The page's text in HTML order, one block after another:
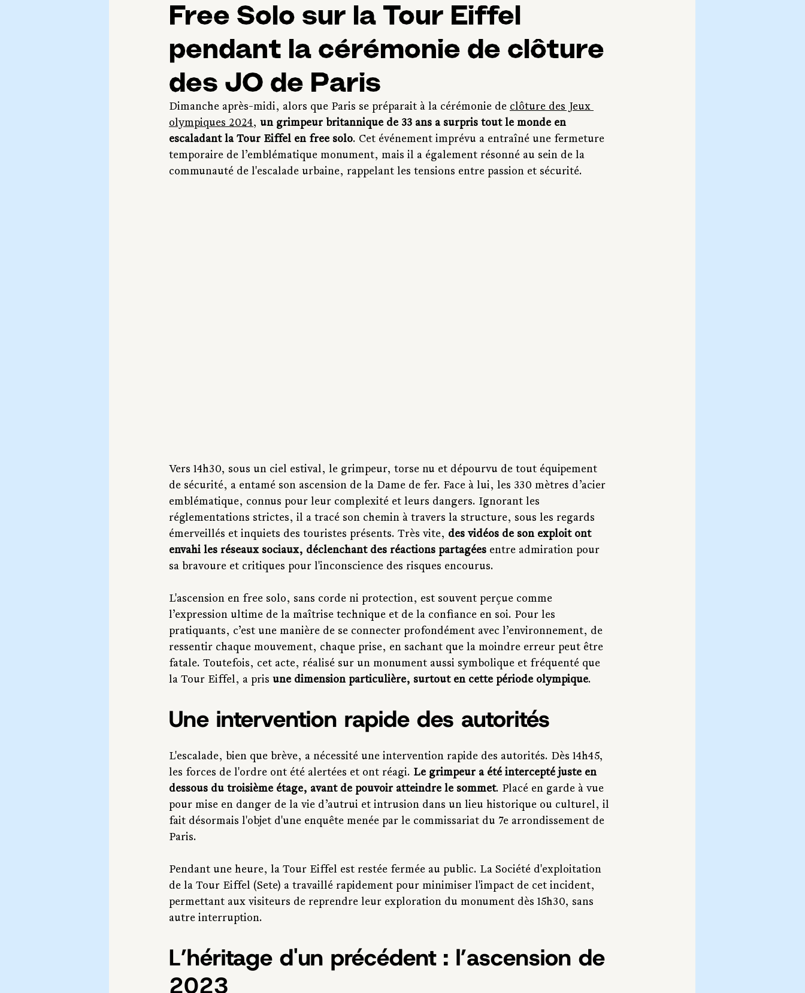
Free Solo sur la Tour Eiffel
pendant la cérémonie de clôture
des JO de Paris
Dimanche après-midi, alors que Paris se préparait à la cérémonie de clôture des Jeux
olympiques 2024, un grimpeur britannique de 33 ans a surpris tout le monde en
escaladant la Tour Eiffel en free solo. Cet événement imprévu a entraîné une fermeture
temporaire de l’emblématique monument, mais il a également résonné au sein de la
communauté de l'escalade urbaine, rappelant les tensions entre passion et sécurité.
Vers 14h30, sous un ciel estival, le grimpeur, torse nu et dépourvu de tout équipement
de sécurité, a entamé son ascension de la Dame de fer. Face à lui, les 330 mètres d’acier
emblématique, connus pour leur complexité et leurs dangers. Ignorant les
réglementations strictes, il a tracé son chemin à travers la structure, sous les regards
émerveillés et inquiets des touristes présents. Très vite, des vidéos de son exploit ont
envahi les réseaux sociaux, déclenchant des réactions partagées entre admiration pour
sa bravoure et critiques pour l'inconscience des risques encourus.
L'ascension en free solo, sans corde ni protection, est souvent perçue comme
l’expression ultime de la maîtrise technique et de la confiance en soi. Pour les
pratiquants, c’est une manière de se connecter profondément avec l’environnement, de
ressentir chaque mouvement, chaque prise, en sachant que la moindre erreur peut être
fatale. Toutefois, cet acte, réalisé sur un monument aussi symbolique et fréquenté que
la Tour Eiffel, a pris une dimension particulière, surtout en cette période olympique.
Une intervention rapide des autorités
L'escalade, bien que brève, a nécessité une intervention rapide des autorités. Dès 14h45,
les forces de l'ordre ont été alertées et ont réagi. Le grimpeur a été intercepté juste en
dessous du troisième étage, avant de pouvoir atteindre le sommet. Placé en garde à vue
pour mise en danger de la vie d’autrui et intrusion dans un lieu historique ou culturel, il
fait désormais l'objet d'une enquête menée par le commissariat du 7e arrondissement de
Paris.
Pendant une heure, la Tour Eiffel est restée fermée au public. La Société d'exploitation
de la Tour Eiffel (Sete) a travaillé rapidement pour minimiser l'impact de cet incident,
permettant aux visiteurs de reprendre leur exploration du monument dès 15h30, sans
autre interruption.
L’héritage d'un précédent : l’ascension de
2023